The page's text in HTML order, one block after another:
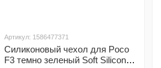
Артикул: 1586477371
Силиконовый чехол для Poco
F3 темно зеленый Soft Silicone